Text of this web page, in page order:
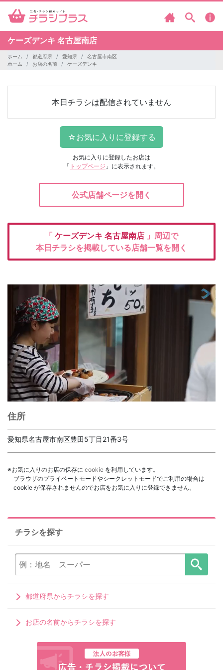
ケーズデンキ 名古屋南店
ホーム 都道府県 愛知県
名古屋市南区
ホーム
お店の名前 ケーズデンキ
本日チラシは配信されていません
お気に入りに登録したお店は
「 トップページ 」に表示されます。
公式店舗ページを開く
「 ケーズデンキ 名古屋南店 」周辺で
本日チラシを掲載している店舗一覧を開く
住所
愛知県名古屋市南区豊田5丁目21番3号
※お気に入りのお店の保存に cookie を利用しています。
ブラウザのプライベートモードやシークレットモードでご利用の場合は
cookie が保存されませんのでお店をお気に入りに登録できません。
チラシを探す
都道府県からチラシを探す
お店の名前からチラシを探す